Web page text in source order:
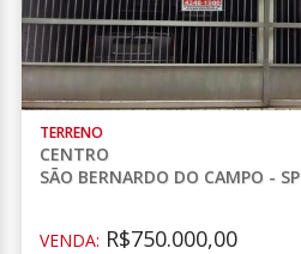
TERRENO
CENTRO
SÃO BERNARDO DO CAMPO - SP
VENDA: R$750.000,00